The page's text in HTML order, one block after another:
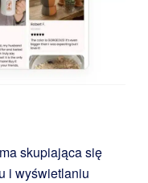
skupiająca się
i wyświetlaniu